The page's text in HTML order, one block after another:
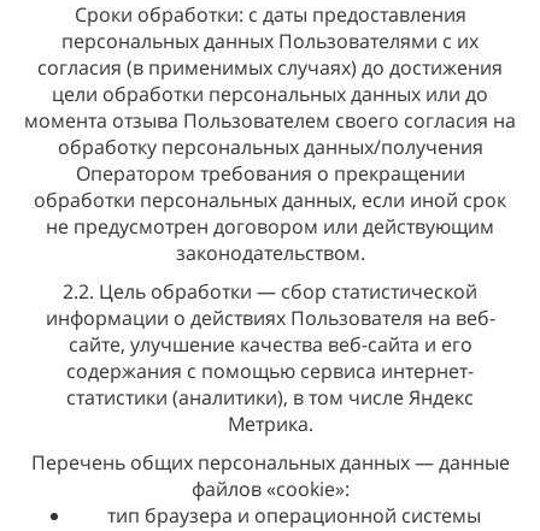
Сроки обработки: с даты предоставления
персональных данных Пользователями с их
согласия (в применимых случаях) до достижения
цели обработки персональных данных или до
момента отзыва Пользователем своего согласия на
обработку персональных данных/получения
Оператором требования о прекращении
обработки персональных данных, если иной срок
не предусмотрен договором или действующим
законодательством.
2.2. Цель обработки — сбор статистической
информации о действиях Пользователя на веб-
сайте, улучшение качества веб-сайта и его
содержания с помощью сервиса интернет-
статистики (аналитики), в том числе Яндекс
Метрика.
Перечень общих персональных данных — данные
файлов «cookie»:
тип браузера и операционной системы